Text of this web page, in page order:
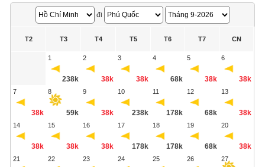
đi
T2 T3 T4 T5 T6 T7 CN
1
238k
2
38k
3
38k
4
68k
5
38k
6
38k
7
38k
8
59k
9
38k
10
238k
11
178k
12
68k
13
38k
14
38k
15
38k
16
38k
17
178k
18
178k
19
68k
20
38k
21 22 23 24 25 26 27